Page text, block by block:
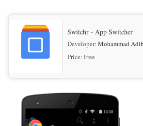
Switchr - App Switcher
Developer: Mohammad Adib
Price: Free